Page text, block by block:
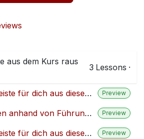
aus dem Kurs raus
3 Lessons ·
Wie du das Meiste für dich aus diesem Kurs herausholst Preview
Führung lernen anhand von Führungsaufgaben Preview
Wie du das Meiste für dich aus diesem Kurs herausholst Preview